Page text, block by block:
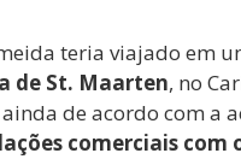
teria viajado em
de St. Maarten, no
de acordo com a
comerciais com